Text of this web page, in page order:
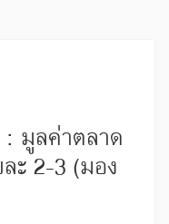
มูลค่าตลาด
ะ 2-3 (มอง